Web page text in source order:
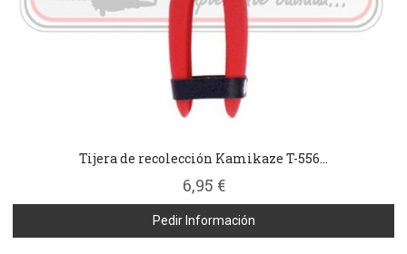
Tijera de recolección Kamikaze T-556...
6,95 €
Pedir Información